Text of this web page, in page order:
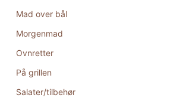
Mad over bål
Morgenmad
Ovnretter
På grillen
Salater/tilbehør